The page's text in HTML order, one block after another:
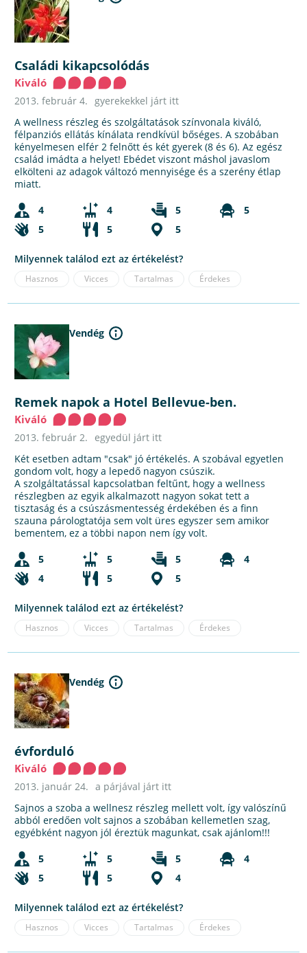
Családi kikapcsolódás
Kiváló
2013. február 4. gyerekekkel járt itt
A wellness részleg és szolgáltatások színvonala kiváló,
félpanziós ellátás kínálata rendkívül bőséges. A szobában
kényelmesen elfér 2 felnőtt és két gyerek (8 és 6). Az egész
család imádta a helyet! Ebédet viszont máshol javaslom
elkölteni az adagok változó mennyisége és a szerény étlap
miatt.
4
4 5
5
5
5 5
Milyennek találod ezt az értékelést?
Hasznos Vicces Tartalmas Érdekes
Vendég
Remek napok a Hotel Bellevue-ben.
Kiváló
2013. február 2.
egyedül járt itt
Két esetben adtam "csak" jó értékelés. A szobával egyetlen
gondom volt, hogy a lepedő nagyon csúszik.
A szolgáltatással kapcsolatban feltűnt, hogy a wellness
részlegben az egyik alkalmazott nagyon sokat tett a
tisztaság és a csúszásmentesség érdekében és a finn
szauna párologtatója sem volt üres egyszer sem amikor
bementem, ez a többi napon nem így volt.
5
5 5
4
4
5 5
Milyennek találod ezt az értékelést?
Hasznos Vicces Tartalmas Érdekes
Vendég
évforduló
Kiváló
2013. január 24. a párjával járt itt
Sajnos a szoba a wellnesz részleg mellett volt, így valószínű
abból eredően volt sajnos a szobában kellemetlen szag,
egyébként nagyon jól éreztük magunkat, csak ajánlom!!!
5
5 5
4
5
5 4
Milyennek találod ezt az értékelést?
Hasznos Vicces Tartalmas Érdekes